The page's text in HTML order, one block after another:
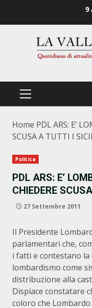
9
PRIMÄRES
Home PDL ARS: E’
SCUSA A TUTTI I
Politica
PDL ARS: E’
CHIEDERE
27 Settembre 2011
Il Presidente
parlamentari che,
i fatti e contestano
lombardismo come
distribuzione alla
Dispiace constatare
coloro che